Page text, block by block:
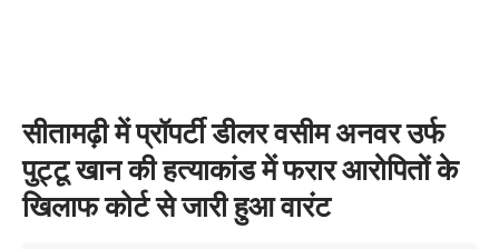
सीतामढ़ी में प्रॉपर्टी डीलर वसीम अनवर उर्फ
पुट्टू खान की हत्याकांड में फरार आरोपितों के
खिलाफ कोर्ट से जारी हुआ वारंट